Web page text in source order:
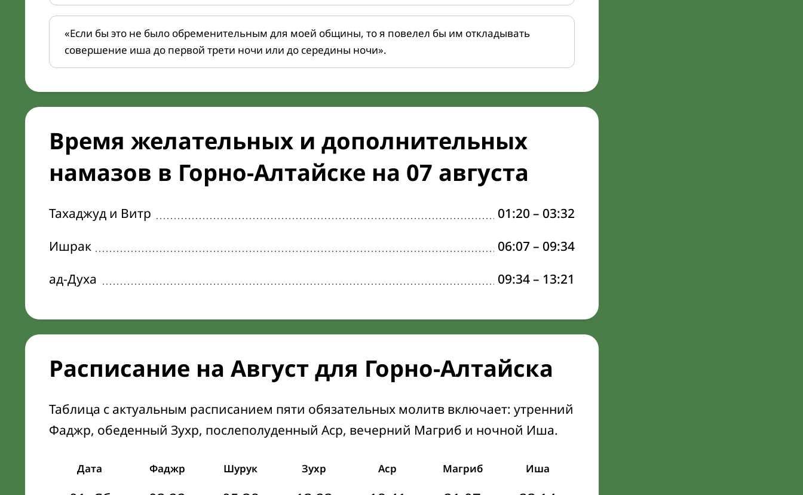
«Если бы это не было обременительным для моей общины, то я повелел бы им откладывать
совершение иша до первой трети ночи или до середины ночи».
Время желательных и дополнительных
намазов в Горно-Алтайске на 07 августа
Тахаджуд и Витр 01:20 – 03:32
Ишрак
06:07– 09:34
ад-Духа
09:34– 13:21
Расписание на Август для Горно-Алтайска
Таблица с актуальным расписанием пяти обязательных молитв включает: утренний
Фаджр, обеденный Зухр, послеполуденный Аср, вечерний Магриб и ночной Иша.
Дата Фаджр Шурук Зухр Аср Магриб Иша